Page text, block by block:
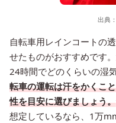
出典：
自転車用レインコートの
せたものがおすすめです
24時間でどのくらいの湿
転車の運転は汗をかくこ
性を目安に選びましょう。
想定しているなら、1万